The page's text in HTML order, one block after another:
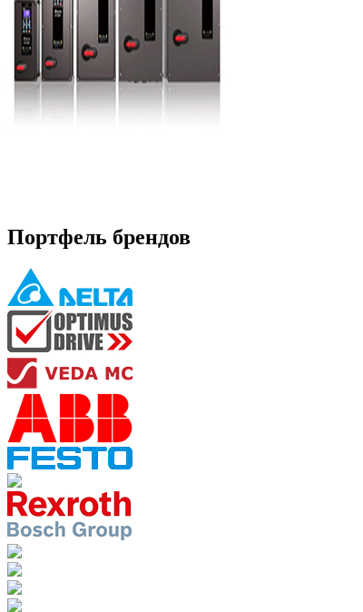
Портфель брендов